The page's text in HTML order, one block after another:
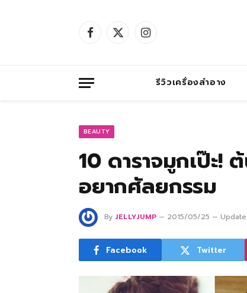
Facebook
X
Instagram
รีวิวเครื่องสำอาง
BEAUTY
10 ดาราจมูกเป๊ะ
อยากศัลยกรรม
By JELLYJUMP 2015/05/25
Facebook Twitter